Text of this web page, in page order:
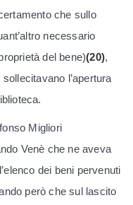
che sullo
necessario
del bene)(20),
l’apertura
Migliori
Venè che ne aveva
dei beni pervenuti
però che sul lascito